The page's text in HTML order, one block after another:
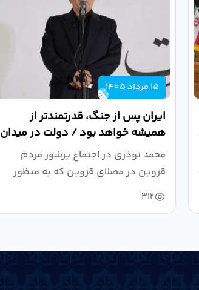
15 مرداد 1405
ایران پس از جنگ، قدرتمندتر از
همیشه خواهد بود / دولت در میدان
نبرد اقتصادی،...
محمد نوذری در اجتماع پرشور مردم
قزوین در مصلای قزوین که به منظور
خون‌خواهی...
312